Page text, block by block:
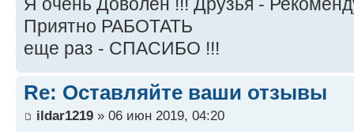
Приятно РАБОТАТЬ
еще раз - СПАСИБО !!!
Re: Оставляйте ваши отзывы
ildar1219 » 06 июн 2019, 04:20